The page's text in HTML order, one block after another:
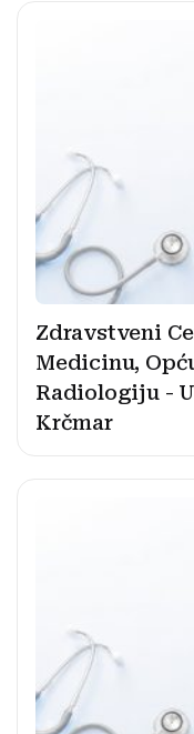
Zdravstveni
Medicinu,
Radiologiju -
Krčmar